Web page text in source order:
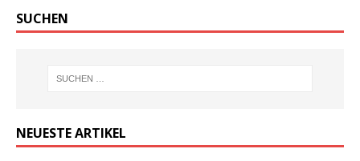
SUCHEN
NEUESTE ARTIKEL